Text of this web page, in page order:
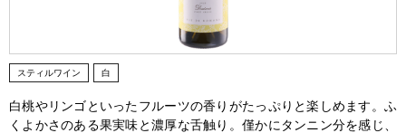
スティルワイン 白
白桃やリンゴといったフルーツの香りがたっぷりと楽しめます。ふ
くよかさのある果実味と濃厚な舌触り。僅かにタンニン分を感じ、